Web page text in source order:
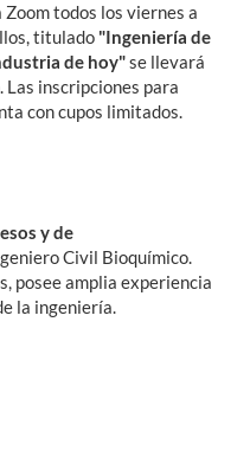
todos los viernes a
titulado "Ingeniería de
de hoy"se llevará
Las inscripciones para
con cupos limitados.
y de
Civil Bioquímico.
posee amplia experiencia
la ingeniería.